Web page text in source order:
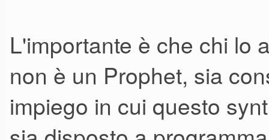
L'importante è che chi lo
non è un Prophet, sia
impiego in cui questo